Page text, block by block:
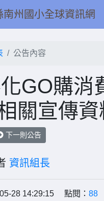
南州國小全球資訊網
公告內容
GO購消
關宣傳資
下一則公告
資訊組長
28 14:29:15 點閱： 88